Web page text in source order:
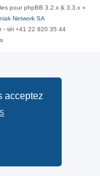
acceptez
pour phpBB 3.2.x & 3.3.x »
Network SA
- tél +41 22 820 35 44